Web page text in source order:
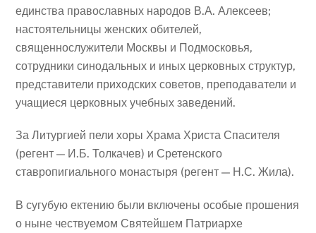
единства православных народов В.А. Алексеев;
настоятельницы женских обителей,
священнослужители Москвы и Подмосковья,
сотрудники синодальных и иных церковных структур,
представители приходских советов, преподаватели и
учащиеся церковных учебных заведений.
За Литургией пели хоры Храма Христа Спасителя
(регент — И.Б. Толкачев) и Сретенского
ставропигиального монастыря (регент — Н.С. Жила).
В сугубую ектению были включены особые прошения
о ныне чествуемом Святейшем Патриархе